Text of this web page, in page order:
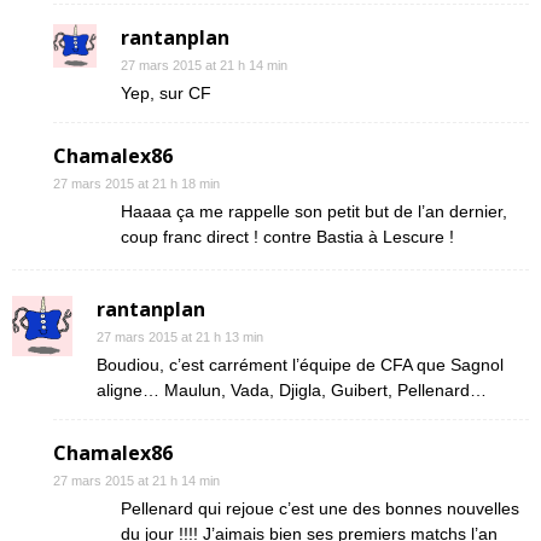
rantanplan
27 mars 2015 at 21 h 14 min
Yep, sur CF
Chamalex86
27 mars 2015 at 21 h 18 min
Haaaa ça me rappelle son petit but de l’an dernier,
coup franc direct ! contre Bastia à Lescure !
rantanplan
27 mars 2015 at 21 h 13 min
Boudiou, c’est carrément l’équipe de CFA que Sagnol
aligne… Maulun, Vada, Djigla, Guibert, Pellenard…
Chamalex86
27 mars 2015 at 21 h 14 min
Pellenard qui rejoue c’est une des bonnes nouvelles
du jour !!!! J’aimais bien ses premiers matchs l’an